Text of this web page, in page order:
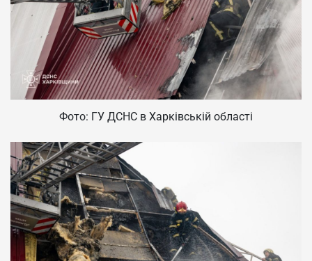
Фото: ГУ ДСНС в Харківській області